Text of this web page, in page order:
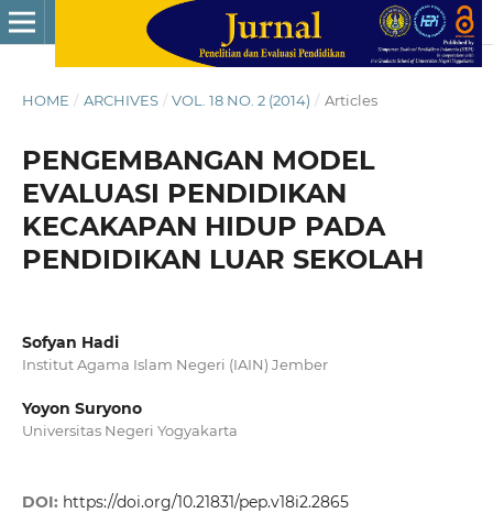
HOME / ARCHIVES / VOL. 18 NO. 2 (2014) / Articles
PENGEMBANGAN MODEL
EVALUASI PENDIDIKAN
KECAKAPAN HIDUP PADA
PENDIDIKAN LUAR SEKOLAH
Sofyan Hadi
Institut Agama Islam Negeri (IAIN) Jember
Yoyon Suryono
Universitas Negeri Yogyakarta
DOI: https://doi.org/10.21831/pep.v18i2.2865